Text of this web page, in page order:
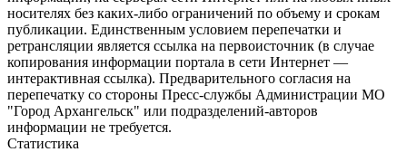
носителях без каких-либо ограничений по объему и срокам
публикации. Единственным условием перепечатки и
ретрансляции является ссылка на первоисточник (в случае
копирования информации портала в сети Интернет —
интерактивная ссылка). Предварительного согласия на
перепечатку со стороны Пресс-службы Администрации МО
"Город Архангельск" или подразделений-авторов
информации не требуется.
Статистика